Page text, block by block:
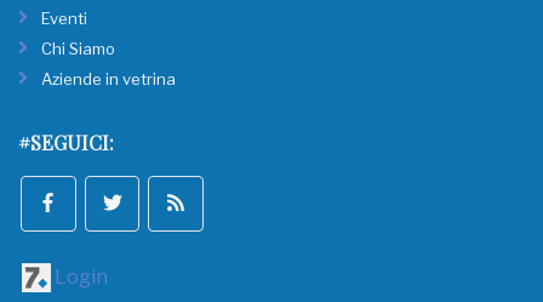
Eventi
Chi Siamo
Aziende in vetrina
#SEGUICI:
Login